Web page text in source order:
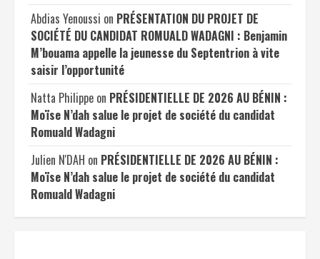
Abdias Yenoussi on PRÉSENTATION DU PROJET DE
SOCIÉTÉ DU CANDIDAT ROMUALD WADAGNI : Benjamin
M’bouama appelle la jeunesse du Septentrion à vite
saisir l’opportunité
Natta Philippe on PRÉSIDENTIELLE DE 2026 AU BÉNIN :
Moïse N’dah salue le projet de société du candidat
Romuald Wadagni
Julien N'DAH on PRÉSIDENTIELLE DE 2026 AU BÉNIN :
Moïse N’dah salue le projet de société du candidat
Romuald Wadagni